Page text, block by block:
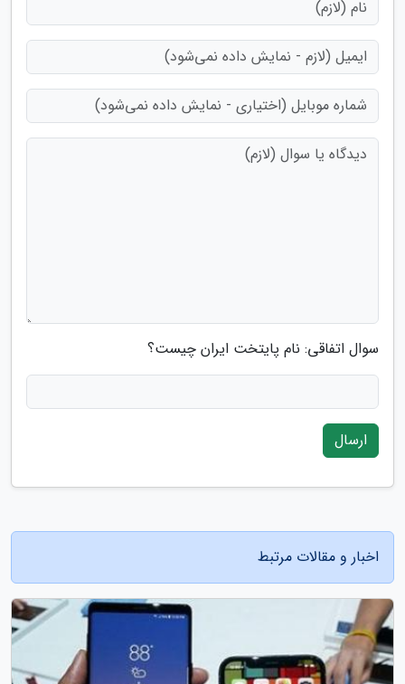
سوال اتفاقی: نام پایتخت ایران چیست؟
ارسال
اخبار و مقالات مرتبط